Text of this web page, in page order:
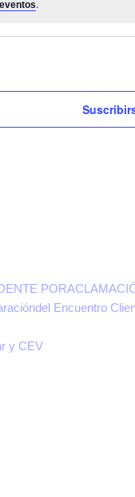
.
Encuentro
y CEV